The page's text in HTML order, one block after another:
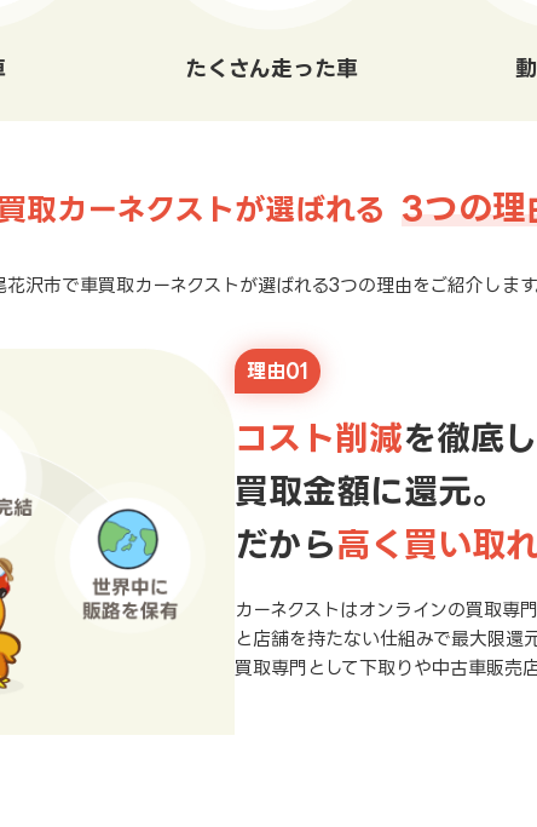
たくさん走った車
取カーネクストが選ばれる 3つの理
花沢市で車買取カーネクストが選ばれる3つの理由をご紹介します
理由01
コスト削減を徹底し
買取金額に還元。
だから高く買い取
カーネクストはオンラインの買取専
と店舗を持たない仕組みで最大限還元
買取専門として下取りや中古車販売